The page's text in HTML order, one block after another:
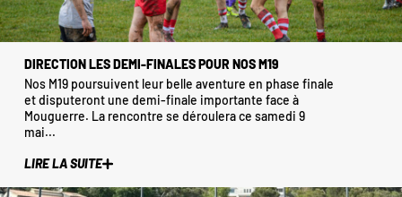
DIRECTION LES DEMI-FINALES POUR NOS M19
Nos M19 poursuivent leur belle aventure en phase finale
et disputeront une demi-finale importante face à
Mouguerre. La rencontre se déroulera ce samedi 9
mai...
LIRE LA SUITE